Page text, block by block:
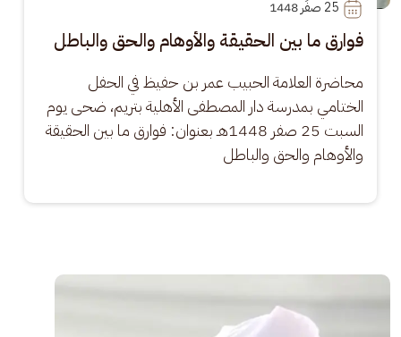
25
فوارق ما بين الحقيقة والأوهام والحق والباطل
محاضرة العلامة الحبيب عمر بن حفيظ في الحفل
الختامي بمدرسة دار المصطفى الأهلية بتريم، ضحى يوم
السبت 25 صفر 1448هـ بعنوان: فوارق ما بين الحقيقة
والأوهام والحق والباطل
الصورة